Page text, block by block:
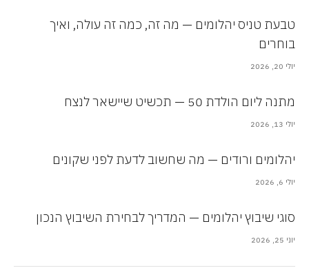
טבעת טניס יהלומים — מה זה, כמה זה עולה, ואיך
בוחרים
יולי 20, 2026
מתנה ליום הולדת 50 — תכשיט שיישאר לנצח
יולי 13, 2026
יהלומים ורודים — מה שחשוב לדעת לפני שקונים
יולי 6, 2026
סוגי שיבוץ יהלומים — המדריך לבחירת השיבוץ הנכון
יוני 25, 2026